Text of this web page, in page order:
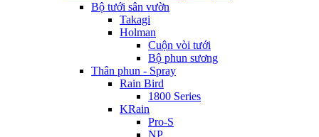
Bộ tưới sân vườn
Takagi
Holman
Cuộn vòi tưới
Bộ phun sương
Thân phun - Spray
Rain Bird
1800 Series
KRain
Pro-S
NP